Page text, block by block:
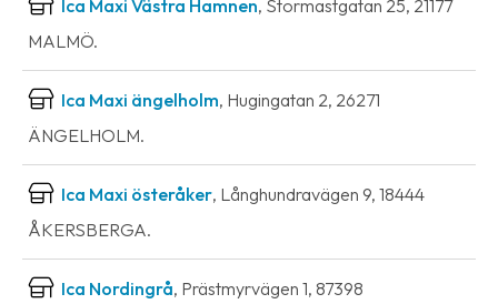
Ica Maxi Västra Hamnen, Stormastgatan 25, 21177
MALMÖ.
Ica Maxi ängelholm, Hugingatan 2, 26271
ÄNGELHOLM.
Ica Maxi österåker, Långhundravägen 9, 18444
ÅKERSBERGA.
Ica Nordingrå, Prästmyrvägen 1, 87398